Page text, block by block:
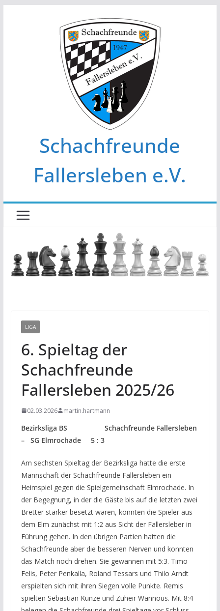
Schachfreunde
Fallersleben e.V.
LIGA
6. Spieltag der
Schachfreunde
Fallersleben 2025/26
02.03.2026 martin.hartmann
Bezirksliga BS Schachfreunde Fallersleben
– SG Elmrochade 5 : 3
Am sechsten Spieltag der Bezirksliga hatte die erste
Mannschaft der Schachfreunde Fallersleben ein
Heimspiel gegen die Spielgemeinschaft Elmrochade. In
der Begegnung, in der die Gäste bis auf die letzten zwei
Bretter stärker besetzt waren, konnten die Spieler aus
dem Elm zunächst mit 1:2 aus Sicht der Fallersleber in
Führung gehen. In den übrigen Partien hatten die
Schachfreunde aber die besseren Nerven und konnten
das Match noch drehen. Sie gewannen mit 5:3. Timo
Felis, Peter Penkalla, Roland Tessars und Thilo Arndt
erspielten sich mit ihren Siegen volle Punkte. Remis
spielten Sebastian Kunze und Zuheir Wannous. Mit 8:4